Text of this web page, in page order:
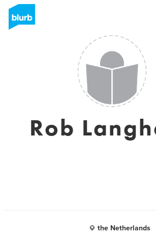
Rob
the Netherlands